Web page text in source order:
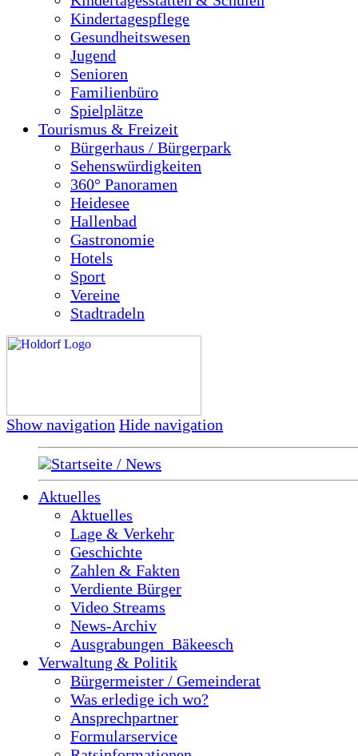
Kindertagespflege
Gesundheitswesen
Jugend
Senioren
Familienbüro
Spielplätze
Tourismus & Freizeit
Bürgerhaus / Bürgerpark
Sehenswürdigkeiten
360° Panoramen
Heidesee
Hallenbad
Gastronomie
Hotels
Sport
Vereine
Stadtradeln
Show navigation Hide navigation
Startseite / News
Aktuelles
Aktuelles
Lage & Verkehr
Geschichte
Zahlen & Fakten
Verdiente Bürger
Video Streams
News-Archiv
Ausgrabungen_Bäkeesch
Verwaltung & Politik
Bürgermeister / Gemeinderat
Was erledige ich wo?
Ansprechpartner
Formularservice